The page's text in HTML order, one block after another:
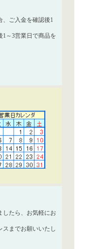
、ご入金を確認後1
～3営業日で商品を
したら、お気軽にお
スまでお願いいたし